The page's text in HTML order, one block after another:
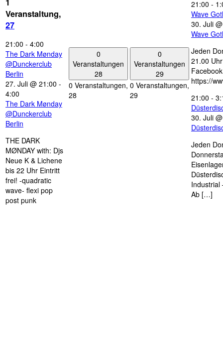
Veranstaltung,
27
21:00 - 4:00
The Dark Mønday
@Dunckerclub
Berlin
27. Juli @ 21:00 -
4:00
The Dark Mønday
@Dunckerclub
Berlin
THE DARK
MØNDAY with: Djs
Neue K & Lichene
bis 22 Uhr Eintritt
frei! -quadratic
wave- flexi pop
post punk
0
Veranstaltungen
28
0 Veranstaltungen,
28
0
Veranstaltungen
29
0 Veranstaltungen,
29
21:00 -
Wave
30. Juli
Wave
Jeden
21.00
https://
21:00 -
30. Juli
Jeden
Industrial
Ab […]